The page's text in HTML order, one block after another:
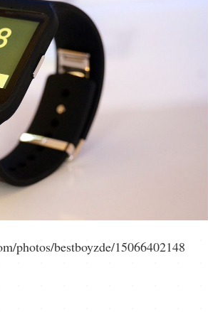
photos/bestboyzde/15066402148